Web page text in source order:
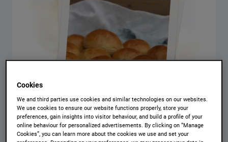
Cookies
We and third parties use cookies and similar technologies on our websites.
We use cookies to ensure our website functions properly, store your
preferences, gain insights into visitor behaviour, and build a profile of your
online behaviour for personalized advertisements. By clicking on “Manage
Cookies”, you can learn more about the cookies we use and set your